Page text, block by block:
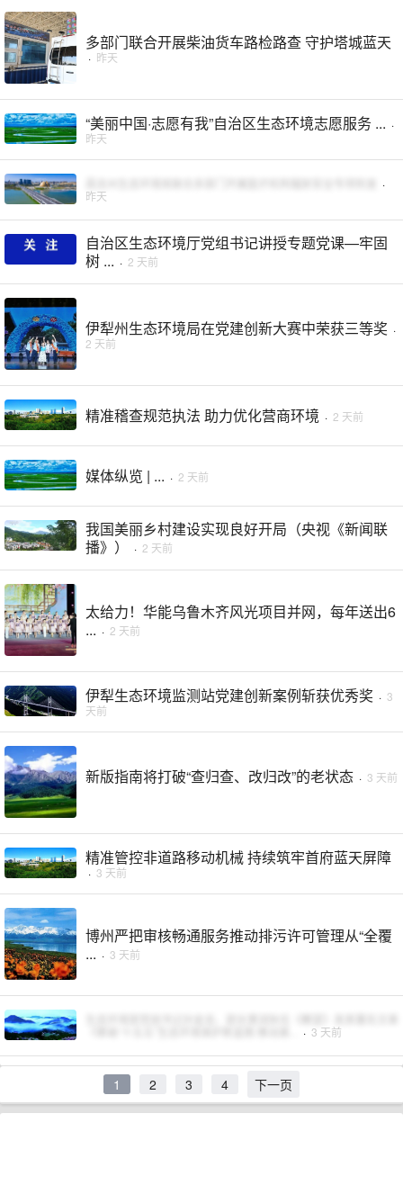
多部门联合开展柴油货车路检路查 守护塔城蓝天
· 昨天
“美丽中国·志愿有我”自治区生态环境志愿服务 ... ·
昨天
·
昨天
自治区生态环境厅党组书记讲授专题党课—牢固
树 ... · 2 天前
伊犁州生态环境局在党建创新大赛中荣获三等奖 ·
2 天前
精准稽查规范执法 助力优化营商环境 · 2 天前
媒体纵览 | ... · 2 天前
我国美丽乡村建设实现良好开局（央视《新闻联
播》）
· 2 天前
太给力！华能乌鲁木齐风光项目并网，每年送出6
... · 2 天前
伊犁生态环境监测站党建创新案例斩获优秀奖 · 3
天前
新版指南将打破“查归查、改归改”的老状态 · 3 天前
精准管控非道路移动机械 持续筑牢首府蓝天屏障​
· 3 天前
博州严把审核畅通服务推动排污许可管理从“全覆
... · 3 天前
· 3 天前
1 2 3 4 下一页